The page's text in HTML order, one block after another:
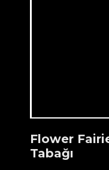
Flower
Tabağı